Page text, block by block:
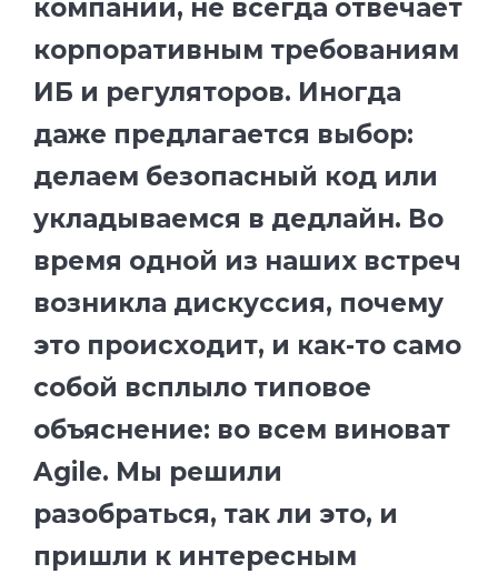
компании, не всегда отвечает
корпоративным требованиям
ИБ и регуляторов. Иногда
даже предлагается выбор:
делаем безопасный код или
укладываемся в дедлайн. Во
время одной из наших встреч
возникла дискуссия, почему
это происходит, и как-то само
собой всплыло типовое
объяснение: во всем виноват
Agile. Мы решили
разобраться, так ли это, и
пришли к интересным